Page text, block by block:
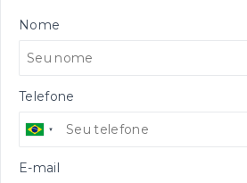
Nome
Telefone
E-mail